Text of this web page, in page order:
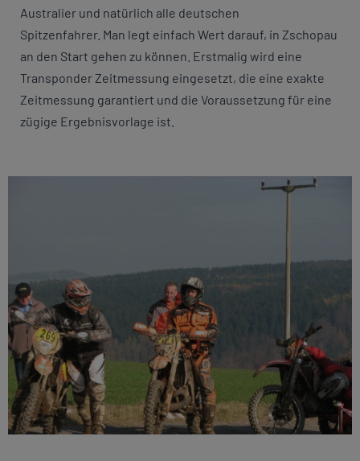
Australier und natürlich alle deutschen
Spitzenfahrer. Man legt einfach Wert darauf, in Zschopau
an den Start gehen zu können. Erstmalig wird eine
Transponder Zeitmessung eingesetzt, die eine exakte
Zeitmessung garantiert und die Voraussetzung für eine
zügige Ergebnisvorlage ist.